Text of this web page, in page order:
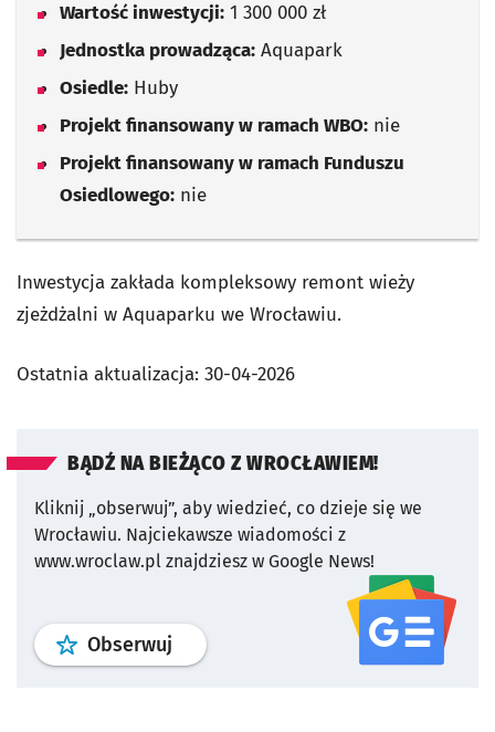
Wartość inwestycji: 1 300 000 zł
Jednostka prowadząca: Aquapark
Osiedle: Huby
Projekt finansowany w ramach WBO: nie
Projekt finansowany w ramach Funduszu
Osiedlowego: nie
Inwestycja zakłada kompleksowy remont wieży
zjeżdżalni w Aquaparku we Wrocławiu.
Ostatnia aktualizacja: 30-04-2026
BĄDŹ NA BIEŻĄCO Z WROCŁAWIEM!
Kliknij „obserwuj”, aby wiedzieć, co dzieje się we
Wrocławiu. Najciekawsze wiadomości z
www.wroclaw.pl znajdziesz w Google News!
Obserwuj profil serwisu